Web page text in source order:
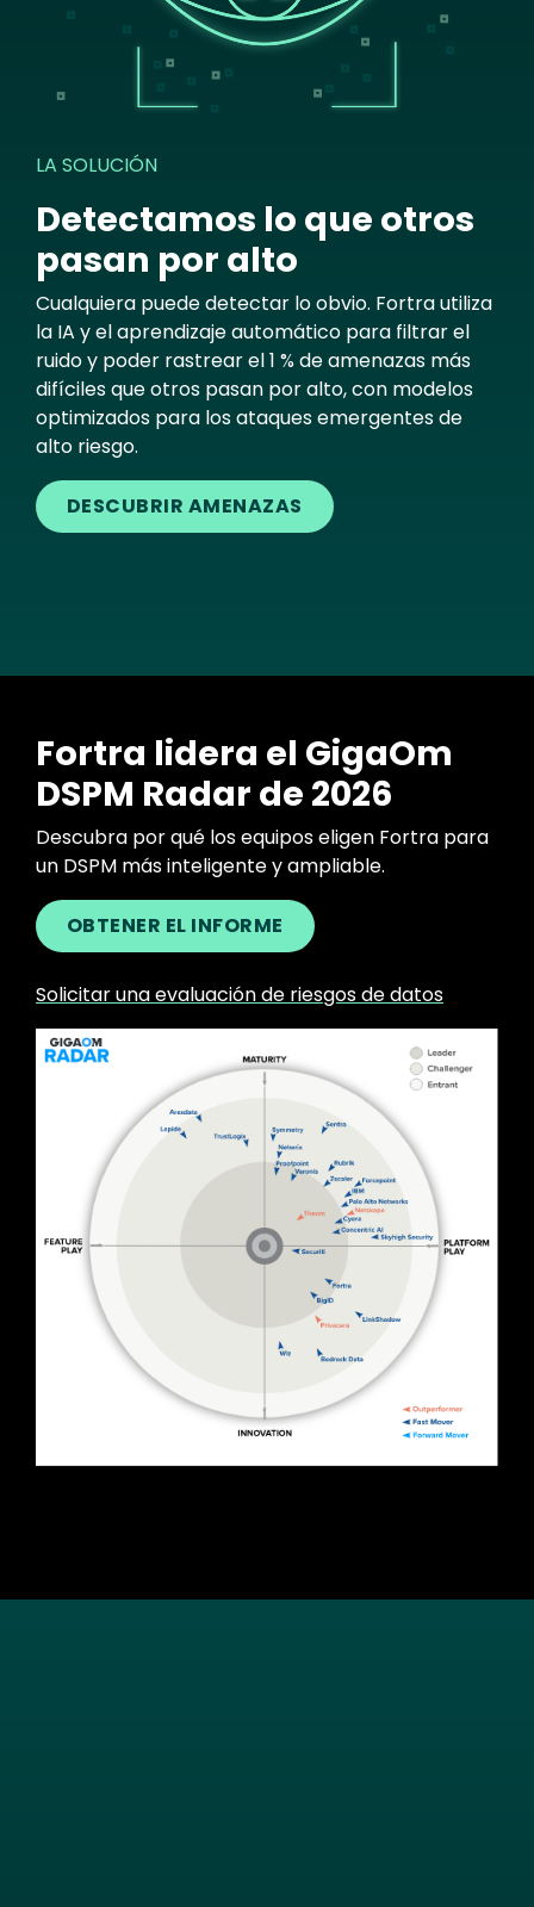
LA SOLUCIÓN
Detectamos lo que otros
pasan por alto
Cualquiera puede detectar lo obvio. Fortra utiliza
la IA y el aprendizaje automático para filtrar el
ruido y poder rastrear el 1 % de amenazas más
difíciles que otros pasan por alto, con modelos
optimizados para los ataques emergentes de
alto riesgo.
DESCUBRIR AMENAZAS
Fortra lidera el GigaOm
DSPM Radar de 2026
Descubra por qué los equipos eligen Fortra para
un DSPM más inteligente y ampliable.
OBTENER EL INFORME
Solicitar una evaluación de riesgos de datos
Image